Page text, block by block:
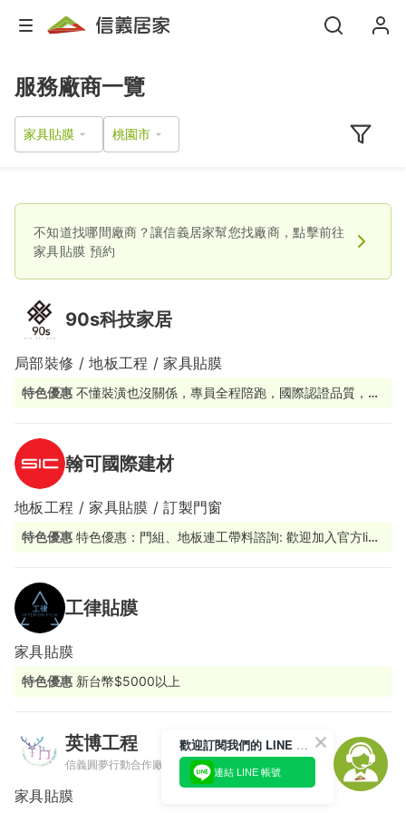
服務廠商一覽
家具貼膜
不知道找哪間廠商？讓信義居家幫您找廠商，點擊前往
家具貼膜 預約
90s科技家居
局部裝修 / 地板工程 / 家具貼膜
特色優惠 不懂裝潢也沒關係，專員全程陪跑，國際認證品質，讓
翰可國際建材
地板工程 / 家具貼膜 / 訂製門窗
特色優惠 特色優惠：門組、地板連工帶料諮詢: 歡迎加入官方line
工律貼膜
家具貼膜
特色優惠 新台幣$5000以上
英博工程
信義圓夢行動合作廠商
家具貼膜
歡迎訂閱我們的 LINE 官方帳號
連結 LINE 帳號